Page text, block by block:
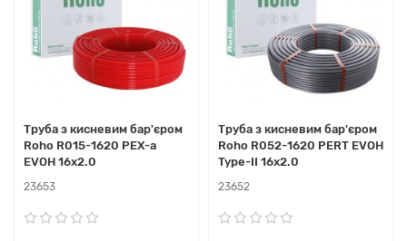
Труба з кисневим бар'єром
Roho R015-1620 PEX-a
EVOH 16x2.0
23653
Труба з кисневим бар'єром
Roho R052-1620 PERT EVOH
Type-II 16x2.0
23652